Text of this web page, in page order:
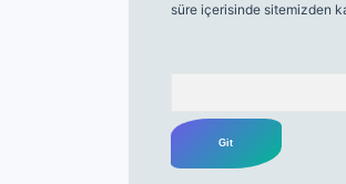
süre içerisinde sitemizden